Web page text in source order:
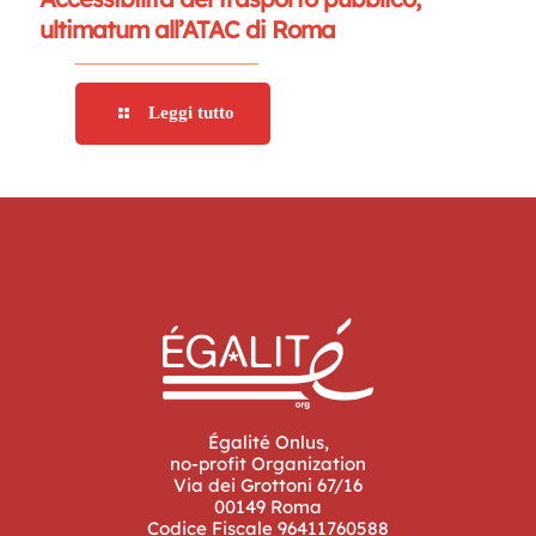
ultimatum all’ATAC di Roma
Leggi tutto
Égalité Onlus,
no-profit Organization
Via dei Grottoni 67/16
00149 Roma
Codice Fiscale 96411760588